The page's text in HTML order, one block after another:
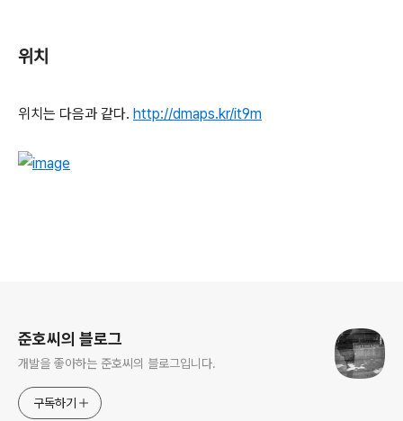
위치
위치는 다음과 같다. http://dmaps.kr/it9m
준호씨의 블로그
개발을 좋아하는 준호씨의 블로그입니다.
구독하기